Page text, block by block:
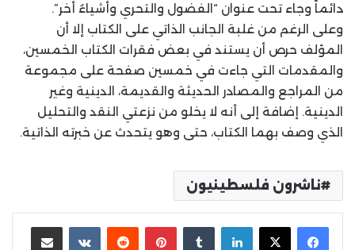
دائماً وجاء تحت عنوان “الفضول والتحري وأشياءُ أخر”.
وعلى الرغم من غلبة الجانب الذاتي على الكتاب إلا أن
المؤلف حرص أن يستند في بعض فقرات الكتاب الخمسين،
والمقدمات التي جاءت في خمسين صفحة على مجموعة
من المراجع والمصادر الحديثة والقديمة، الدينية وغير
الدينية. إضافة إلى أنه لا يخلو من نزعتي النقد والتحليل
الذي وصف بهما الكتاب، حتى وهو يتحدث عن خبرته الذاتية.
ناشرون فلسطينيون
لينكدإن بينتيريست مشاركة عبر البريد